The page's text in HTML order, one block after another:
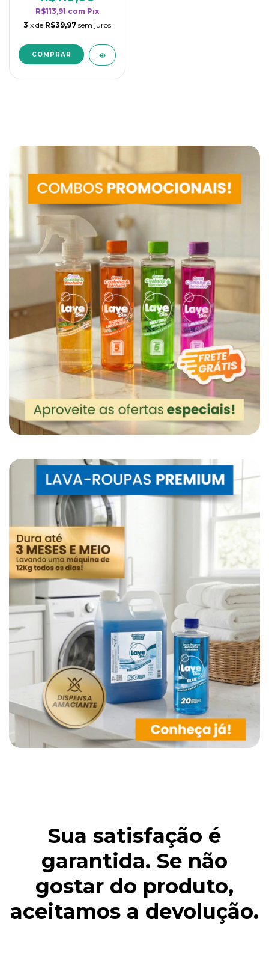
R$113,91 com Pix
3 x de R$39,97 sem juros
Sua satisfação é
garantida. Se não
gostar do produto,
aceitamos a devolução.